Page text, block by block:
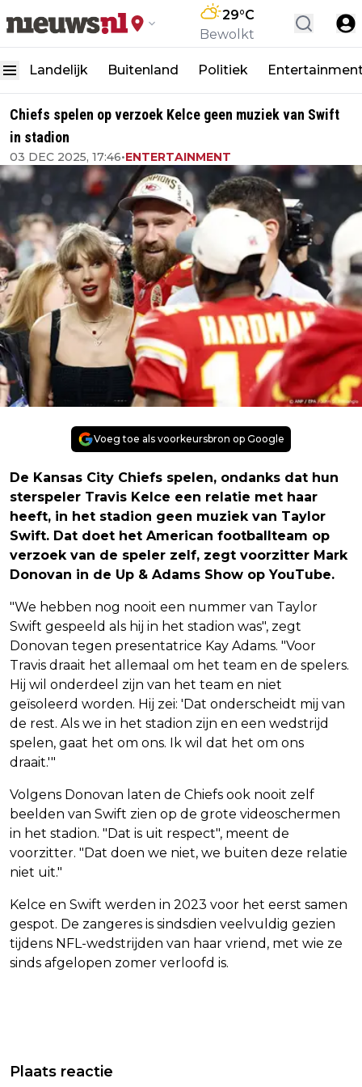
29°C
Bewolkt
Landelijk Buitenland Politiek
Chiefs spelen op verzoek Kelce geen muziek van Swift
in stadion
03 DEC 2025, 17:46•ENTERTAINMENT
Voeg toe als voorkeursbron op Google
De Kansas City Chiefs spelen, ondanks dat hun
sterspeler Travis Kelce een relatie met haar
heeft, in het stadion geen muziek van Taylor
Swift. Dat doet het American footballteam op
verzoek van de speler zelf, zegt voorzitter Mark
Donovan in de Up & Adams Show op YouTube.
"We hebben nog nooit een nummer van Taylor
Swift gespeeld als hij in het stadion was", zegt
Donovan tegen presentatrice Kay Adams. "Voor
Travis draait het allemaal om het team en de spelers.
Hij wil onderdeel zijn van het team en niet
geïsoleerd worden. Hij zei: 'Dat onderscheidt mij van
de rest. Als we in het stadion zijn en een wedstrijd
spelen, gaat het om ons. Ik wil dat het om ons
draait.'"
Volgens Donovan laten de Chiefs ook nooit zelf
beelden van Swift zien op de grote videoschermen
in het stadion. "Dat is uit respect", meent de
voorzitter. "Dat doen we niet, we buiten deze relatie
niet uit."
Kelce en Swift werden in 2023 voor het eerst samen
gespot. De zangeres is sindsdien veelvuldig gezien
tijdens NFL-wedstrijden van haar vriend, met wie ze
sinds afgelopen zomer verloofd is.
OUD-PLANTAGEDORP JOHANNA
FEYENOORD AKKOORD OVER IN EIGEN
Plaats reactie